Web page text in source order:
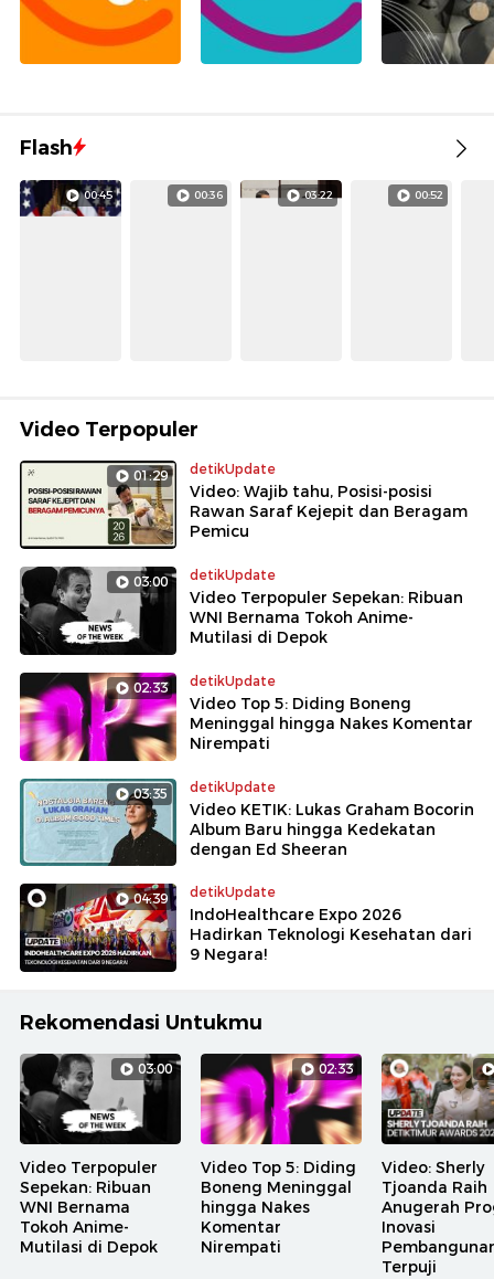
Flash
00:45 00:36 03:22 00:52
Video Terpopuler
01:29 detikUpdate
Video: Wajib tahu, Posisi-posisi
Rawan Saraf Kejepit dan Beragam
Pemicu
03:00 detikUpdate
Video Terpopuler Sepekan: Ribuan
WNI Bernama Tokoh Anime-
Mutilasi di Depok
02:33 detikUpdate
Video Top 5: Diding Boneng
Meninggal hingga Nakes Komentar
Nirempati
03:35 detikUpdate
Video KETIK: Lukas Graham Bocorin
Album Baru hingga Kedekatan
dengan Ed Sheeran
04:39 detikUpdate
IndoHealthcare Expo 2026
Hadirkan Teknologi Kesehatan dari
9 Negara!
Rekomendasi Untukmu
03:00
Video Terpopuler
Sepekan: Ribuan
WNI Bernama
Tokoh Anime-
Mutilasi di Depok
02:33
Video Top 5: Diding
Boneng Meninggal
hingga Nakes
Komentar
Nirempati
Video: Sherly
Tjoanda Raih
Anugerah
Inovasi
Terpuji